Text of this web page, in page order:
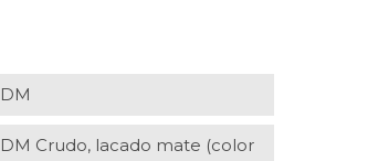
DM
DM Crudo, lacado mate (color